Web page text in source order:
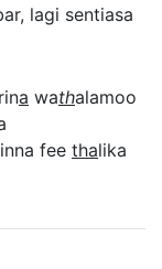
lagi sentiasa
rina wathalamoo
fee thalika